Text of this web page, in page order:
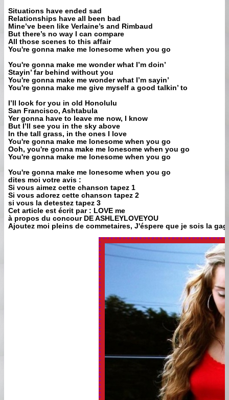
Situations have ended sad
Relationships have all been bad
Mine’ve been like Verlaine’s and Rimbaud
But there’s no way I can compare
All those scenes to this affair
You're gonna make me lonesome when you go
You're gonna make me wonder what I’m doin’
Stayin’ far behind without you
You're gonna make me wonder what I’m sayin’
You're gonna make me give myself a good talkin’ to
I’ll look for you in old Honolulu
San Francisco, Ashtabula
Yer gonna have to leave me now, I know
But I’ll see you in the sky above
In the tall grass, in the ones I love
You're gonna make me lonesome when you go
Ooh, you're gonna make me lonesome when you go
You're gonna make me lonesome when you go
You're gonna make me lonesome when you go
dites moi votre avis :
Si vous aimez cette chanson tapez 1
Si vous adorez cette chanson tapez 2
si vous la detestez tapez 3
Cet article est écrit par : LOVE me
à propos du concour DE ASHLEYLOVEYOU
Ajoutez moi pleins de commetaires, J'éspere que je sois la